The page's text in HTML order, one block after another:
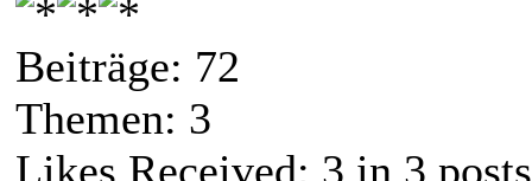
Beiträge: 72
Themen: 3
Likes Received: 3 in 3 posts